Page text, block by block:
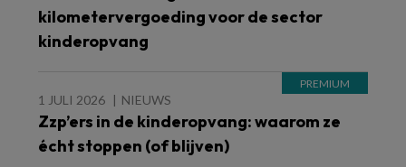
kilometervergoeding voor de sector
kinderopvang
1 JULI 2026 NIEUWS
Zzp’ers in de kinderopvang: waarom ze
écht stoppen (of blijven)